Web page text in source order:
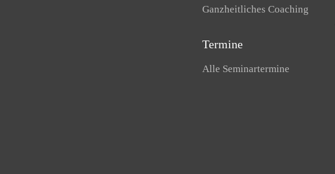
Ganzheitliches Coaching
Termine
Alle Seminartermine